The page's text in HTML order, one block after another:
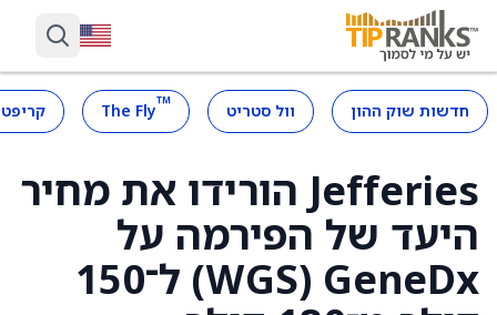
חדשות שוק ההון וול סטריט ™
The Fly
Jefferies הורידו את מחיר
היעד של הפירמה על
GeneDx ‏(WGS) ל־150